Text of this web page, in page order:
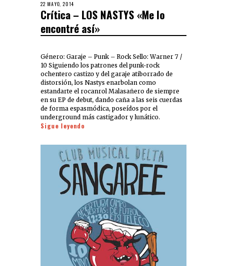
22 MAYO, 2014
Crítica – LOS NASTYS «Me lo
encontré así»
Género: Garaje – Punk – Rock Sello: Warner 7 /
10 Siguiendo los patrones del punk-rock
ochentero castizo y del garaje atiborrado de
distorsión, los Nastys enarbolan como
estandarte el rocanrol Malasañero de siempre
en su EP de debut, dando caña a las seis cuerdas
de forma espasmódica, poseídos por el
underground más castigador y lunático.
Sigue leyendo